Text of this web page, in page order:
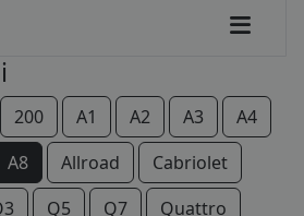
AUTO
COMPANII
200 A1 A2 A3
A4
A8 Allroad
Cabriolet
Q5 Q7
Quattro